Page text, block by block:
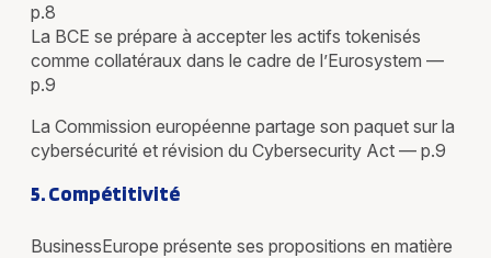
p.8
La BCE se prépare à accepter les actifs tokenisés
comme collatéraux dans le cadre de l’Eurosystem —
p.9
La Commission européenne partage son paquet sur la
cybersécurité et révision du Cybersecurity Act — p.9
5. Compétitivité
BusinessEurope présente ses propositions en matière